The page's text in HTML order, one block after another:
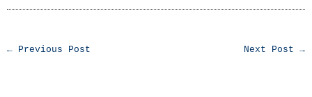
← Previous Post Next Post →